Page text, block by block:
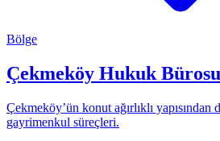
Bölge
Çekmeköy Hukuk Bürosu
Çekmeköy’ün konut ağırlıklı yapısından
gayrimenkul süreçleri.